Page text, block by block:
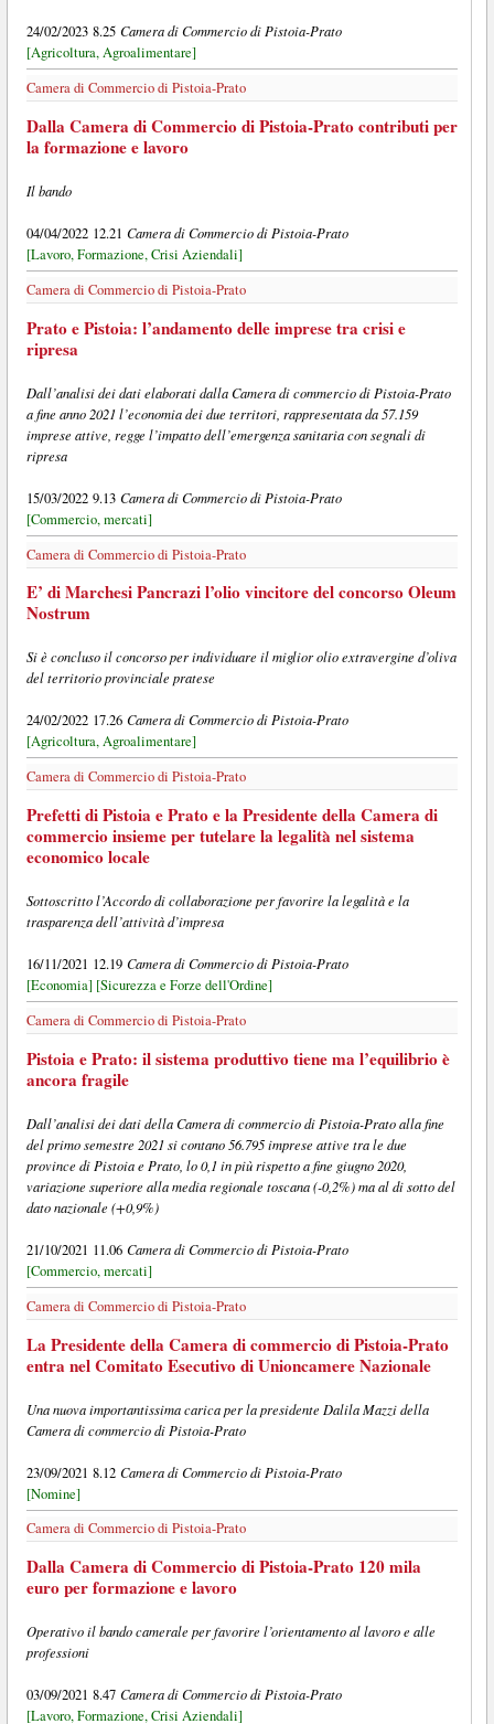
24/02/2023 8.25 Camera di Commercio di Pistoia-Prato
[Agricoltura, Agroalimentare]
Camera di Commercio di Pistoia-Prato
Dalla Camera di Commercio di Pistoia-Prato contributi per
la formazione e lavoro
Il bando
04/04/2022 12.21 Camera di Commercio di Pistoia-Prato
[Lavoro, Formazione, Crisi Aziendali]
Camera di Commercio di Pistoia-Prato
Prato e Pistoia: l’andamento delle imprese tra crisi e
ripresa
Dall’analisi dei dati elaborati dalla Camera di commercio di Pistoia-Prato
a fine anno 2021 l’economia dei due territori, rappresentata da 57.159
imprese attive, regge l’impatto dell’emergenza sanitaria con segnali di
ripresa
15/03/2022 9.13 Camera di Commercio di Pistoia-Prato
[Commercio, mercati]
Camera di Commercio di Pistoia-Prato
E’ di Marchesi Pancrazi l’olio vincitore del concorso Oleum
Nostrum
Si è concluso il concorso per individuare il miglior olio extravergine d’oliva
del territorio provinciale pratese
24/02/2022 17.26 Camera di Commercio di Pistoia-Prato
[Agricoltura, Agroalimentare]
Camera di Commercio di Pistoia-Prato
Prefetti di Pistoia e Prato e la Presidente della Camera di
commercio insieme per tutelare la legalità nel sistema
economico locale
Sottoscritto l’Accordo di collaborazione per favorire la legalità e la
trasparenza dell’attività d’impresa
16/11/2021 12.19 Camera di Commercio di Pistoia-Prato
[Economia] [Sicurezza e Forze dell'Ordine]
Camera di Commercio di Pistoia-Prato
Pistoia e Prato: il sistema produttivo tiene ma l’equilibrio è
ancora fragile
Dall’analisi dei dati della Camera di commercio di Pistoia-Prato alla fine
del primo semestre 2021 si contano 56.795 imprese attive tra le due
province di Pistoia e Prato, lo 0,1 in più rispetto a fine giugno 2020,
variazione superiore alla media regionale toscana (-0,2%) ma al di sotto del
dato nazionale (+0,9%)
21/10/2021 11.06 Camera di Commercio di Pistoia-Prato
[Commercio, mercati]
Camera di Commercio di Pistoia-Prato
La Presidente della Camera di commercio di Pistoia-Prato
entra nel Comitato Esecutivo di Unioncamere Nazionale
Una nuova importantissima carica per la presidente Dalila Mazzi della
Camera di commercio di Pistoia-Prato
23/09/2021 8.12 Camera di Commercio di Pistoia-Prato
[Nomine]
Camera di Commercio di Pistoia-Prato
Dalla Camera di Commercio di Pistoia-Prato 120 mila
euro per formazione e lavoro
Operativo il bando camerale per favorire l’orientamento al lavoro e alle
professioni
03/09/2021 8.47 Camera di Commercio di Pistoia-Prato
[Lavoro, Formazione, Crisi Aziendali]